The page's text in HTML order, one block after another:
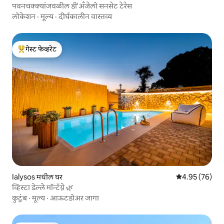
पवनचक्क्यांजवळील डी'अँजेलो सनसेट टेरेस
लोकेशन ·मूल्य·दीर्घकालीन वास्तव्य
टॉप गेस्ट फेव्हरेट
गेस्ट फेव्हरेट
Ialysos मधील घर 5 पैकी 4.95
4.95 (76)
व्हिस्टा डेल्ले मॉन्टॅग्ने 🌿
कुटुंब·मूल्य· आऊटडोअर जागा